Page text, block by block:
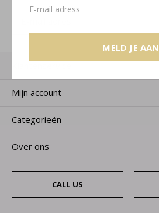
MELD JE AAN
Klantenservice
Mijn account
Categorieën
Over ons
CALL US